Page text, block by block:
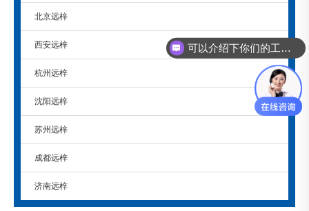
北京远梓
西安远梓
杭州远梓
沈阳远梓
苏州远梓
成都远梓
济南远梓
可以介绍下你们的工控机么？